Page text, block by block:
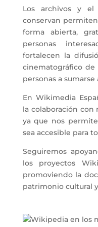
Los archivos y el
conservan
forma abierta,
personas
fortalecen la
cinematográfico
personas a
En Wikimedia
la colaboración con
ya que nos
sea accesible para
Seguiremos
los proyectos
promoviendo la
patrimonio cultural